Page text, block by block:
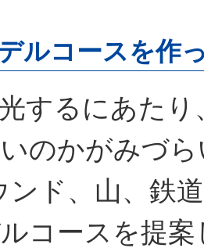
ルコースを作
光するにあた
のかがみづ
ンド、山、鉄
コースを提